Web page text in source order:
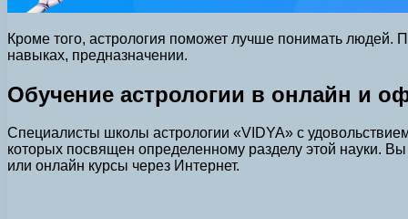
Кроме того, астрология поможет лучше понимать людей.
навыках, предназначении.
Обучение астрологии в онлайн и
Специалисты школы астрологии «VIDYA» с
которых посвящен определенному разделу этой науки.
или онлайн курсы через Интернет.